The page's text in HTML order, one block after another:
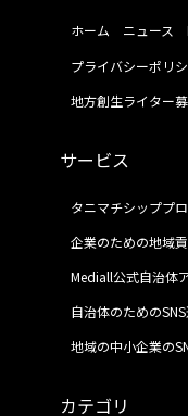
ホーム ニュース
プライバシーポリ
地方創生ライター
サービス
タニマチシッププ
企業のための地域
Mediall公式自治体
自治体のための
地域の中小企業の
カテゴリ